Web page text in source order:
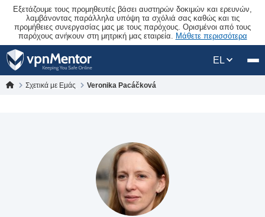
Εξετάζουμε τους προμηθευτές βάσει αυστηρών δοκιμών και ερευνών,
λαμβάνοντας παράλληλα υπόψη τα σχόλιά σας καθώς και τις
προμήθειες συνεργασίας μας με τους παρόχους. Ορισμένοι από τους
παρόχους ανήκουν στη μητρική μας εταιρεία. Μάθετε περισσότερα
EL
Σχετικά με Εμάς Veronika Pacáčková